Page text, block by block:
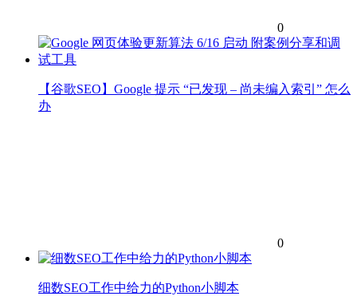
0
【谷歌SEO】Google 提示 “已发现 – 尚未编入索引” 怎么
办
0
细数SEO工作中给力的Python小脚本